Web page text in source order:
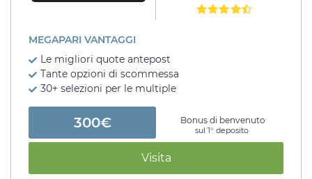
MEGAPARI VANTAGGI
Le migliori quote antepost
Tante opzioni di scommessa
30+ selezioni per le multiple
300€ Bonus di benvenuto
sul 1° deposito
Visita